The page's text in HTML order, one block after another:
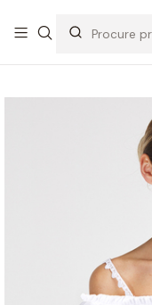
OFERTA DE PORTES
80€ de artigos sem